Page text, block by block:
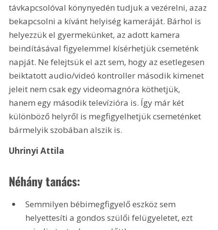
távkapcsolóval könynyedén tudjuk a vezérelni, azaz
bekapcsolni a kívánt helyiség kameráját. Bárhol is
helyezzük el gyermekünket, az adott kamera
beindításával figyelemmel kísérhetjük csemeténk
napját. Ne felejtsük el azt sem, hogy az esetlegesen
beiktatott audio/videó kontroller második kimenet
jeleit nem csak egy videomagnóra köthetjük,
hanem egy második televízióra is. Így már két
különböző helyről is megfigyelhetjük csemeténket
bármelyik szobában alszik is.
Uhrinyi Attila
Néhány tanács:
Semmilyen bébimegfigyelő eszköz sem
helyettesíti a gondos szülői felügyeletet, ezt